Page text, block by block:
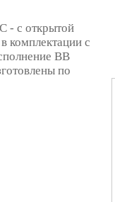
- с открытой
комплектации с
ВВ
по